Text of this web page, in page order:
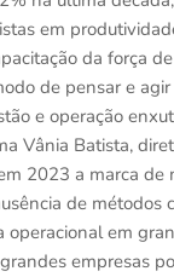
em
da força
de pensar e
e operação
Vânia Batista,
2023 a marca
de métodos
em
empresas